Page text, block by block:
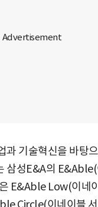
과 기술혁신을 바탕
삼성E&A의
E&Able Low(이네
Circle(이네이블